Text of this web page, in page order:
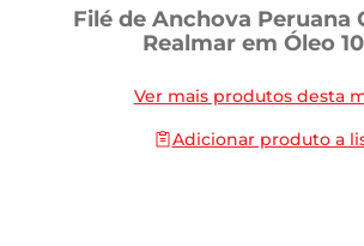
Filé de Anchova Peruana
Realmar em Óleo
Ver mais produtos desta
Adicionar produto a